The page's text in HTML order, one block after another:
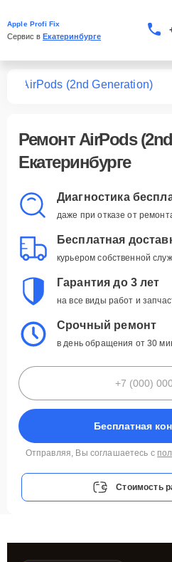
Apple Profi Fix
Сервис в Екатеринбурге
AirPods (2nd Generation)
Ремонт AirPods
Екатеринбурге
Диагностика
даже при отказе от
Бесплатная
курьером собственной
Гарантия до 3 лет
на все виды работ и
Срочный ремонт
в день обращения от 30
Бесплатная
Отправляя, Вы соглашаетесь с
Стоимость